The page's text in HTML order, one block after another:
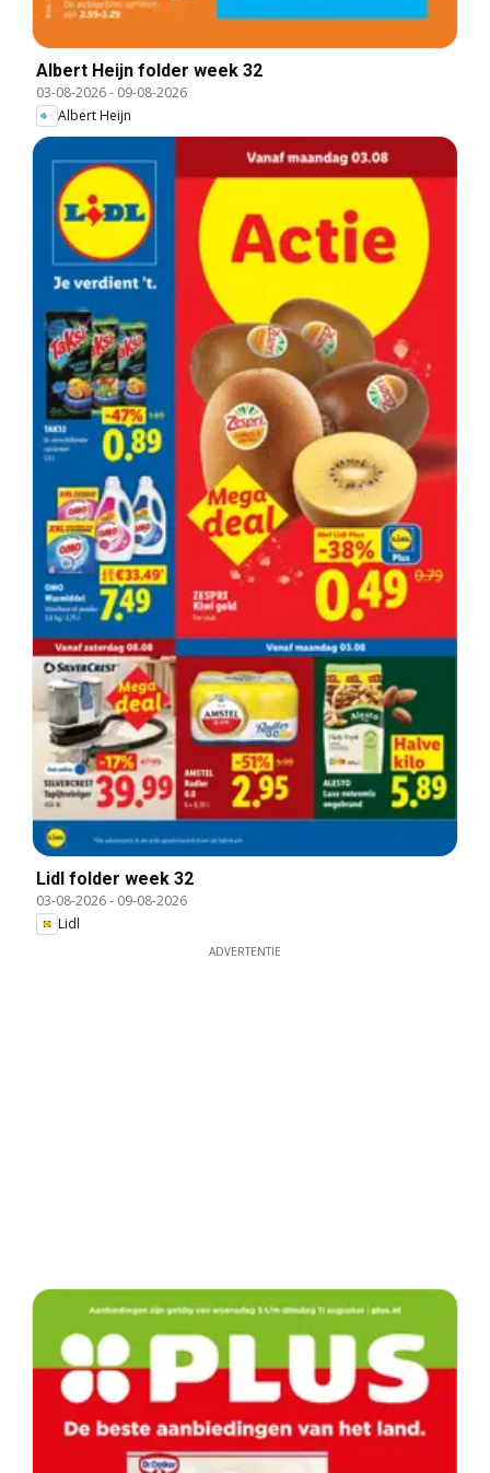
Albert Heijn folder week 32
03-08-2026- 09-08-2026
Albert Heijn
Lidl folder week 32
03-08-2026- 09-08-2026
Lidl
ADVERTENTIE